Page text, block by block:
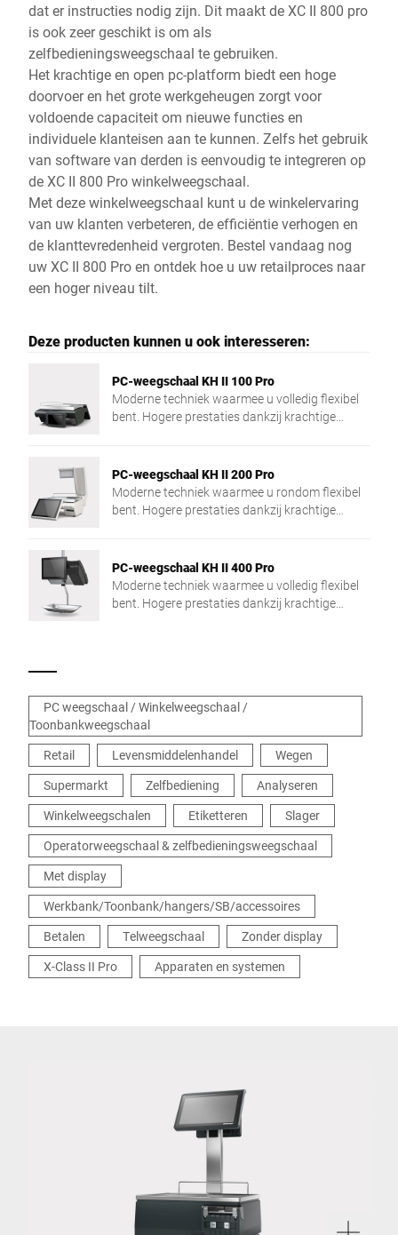
dat er instructies nodig zijn. Dit maakt de XC II 800 pro
is ook zeer geschikt is om als
zelfbedieningsweegschaal te gebruiken.
Het krachtige en open pc-platform biedt een hoge
doorvoer en het grote werkgeheugen zorgt voor
voldoende capaciteit om nieuwe functies en
individuele klanteisen aan te kunnen. Zelfs het gebruik
van software van derden is eenvoudig te integreren op
de XC II 800 Pro winkelweegschaal.
Met deze winkelweegschaal kunt u de winkelervaring
van uw klanten verbeteren, de efficiëntie verhogen en
de klanttevredenheid vergroten. Bestel vandaag nog
uw XC II 800 Pro en ontdek hoe u uw retailproces naar
een hoger niveau tilt.
Deze producten kunnen u ook interesseren:
PC-weegschaal KH II 100 Pro
Moderne techniek waarmee u volledig flexibel
bent. Hogere prestaties dankzij krachtige
PC-weegschaal KH II 200 Pro
Moderne techniek waarmee u rondom flexibel
bent. Hogere prestaties dankzij krachtige
PC-weegschaal KH II 400 Pro
Moderne techniek waarmee u volledig flexibel
bent. Hogere prestaties dankzij krachtige
PC weegschaal / Winkelweegschaal /
Toonbankweegschaal
Retail
Levensmiddelenhandel
Wegen
Supermarkt
Zelfbediening
Analyseren
Winkelweegschalen
Etiketteren
Slager
Operatorweegschaal & zelfbedieningsweegschaal
Met display
Werkbank/Toonbank/hangers/SB/accessoires
Betalen
Telweegschaal
Zonder display
X-Class II Pro
Apparaten en systemen